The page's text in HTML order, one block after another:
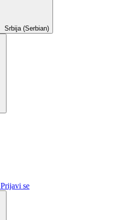
Srbija (Serbian)
Prijavi se